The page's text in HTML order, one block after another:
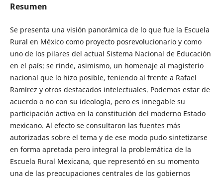
Resumen
Se presenta una visión panorámica de lo que fue la Escuela
Rural en México como proyecto posrevolucionario y como
uno de los pilares del actual Sistema Nacional de Educación
en el país; se rinde, asimismo, un homenaje al magisterio
nacional que lo hizo posible, teniendo al frente a Rafael
Ramírez y otros destacados intelectuales. Podemos estar de
acuerdo o no con su ideología, pero es innegable su
participación activa en la constitución del moderno Estado
mexicano. Al efecto se consultaron las fuentes más
autorizadas sobre el tema y de ese modo pudo sintetizarse
en forma apretada pero integral la problemática de la
Escuela Rural Mexicana, que representó en su momento
una de las preocupaciones centrales de los gobiernos